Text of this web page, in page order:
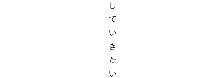
し
て
い
き
た
い